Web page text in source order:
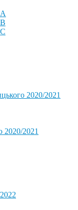
2020/2021
2020/2021